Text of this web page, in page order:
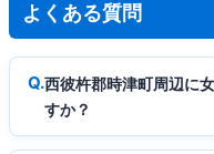
よくある質問
西彼杵郡時津町周辺に
すか？